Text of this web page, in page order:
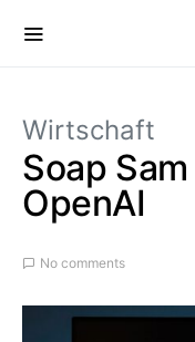
Wirtschaft
Soap
OpenAI
No comments